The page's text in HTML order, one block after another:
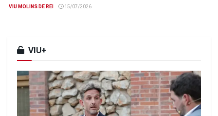
VIU MOLINS DE REI 15/07/2026
VIU+